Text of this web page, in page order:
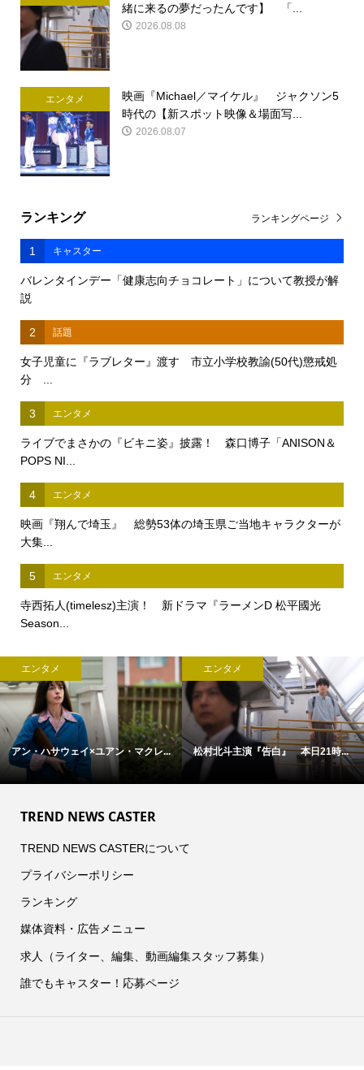
緒に来るの夢だったんです】 「...
2026.08.08
エンタメ
映画『Michael／マイケル』 ジャクソン5
時代の【新スポット映像＆場面写...
2026.08.07
ランキング
1 キャスター
バレンタインデー「健康志向チョコレート」について教授が解
説
2 話題
女子児童に『ラブレター』渡す 市立小学校教諭(50代)懲戒処
分 ...
3 エンタメ
ライブでまさかの『ビキニ姿』披露！ 森口博子「ANISON＆
POPS NI...
4 エンタメ
映画『翔んで埼玉』 総勢53体の埼玉県ご当地キャラクターが
大集...
5 エンタメ
寺西拓人(timelesz)主演！ 新ドラマ『ラーメンD 松平國光
Season...
ランキングページ
エンタメ
アン・ハサウェイ×ユアン・マクレ...
エンタメ
松村北斗主演『告白』 本日21時...
TREND NEWS CASTER
TREND NEWS CASTERについて
プライバシーポリシー
ランキング
媒体資料・広告メニュー
求人（ライター、編集、動画編集スタッフ募集）
誰でもキャスター！応募ページ